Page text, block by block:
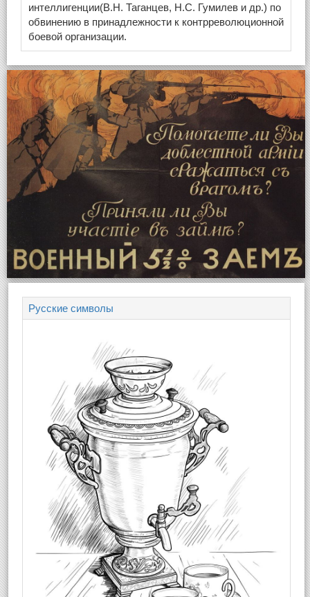
интеллигенции(В.Н. Таганцев, Н.С. Гумилев и др.) по
обвинению в принадлежности к контрреволюционной
боевой организации.
Русские символы